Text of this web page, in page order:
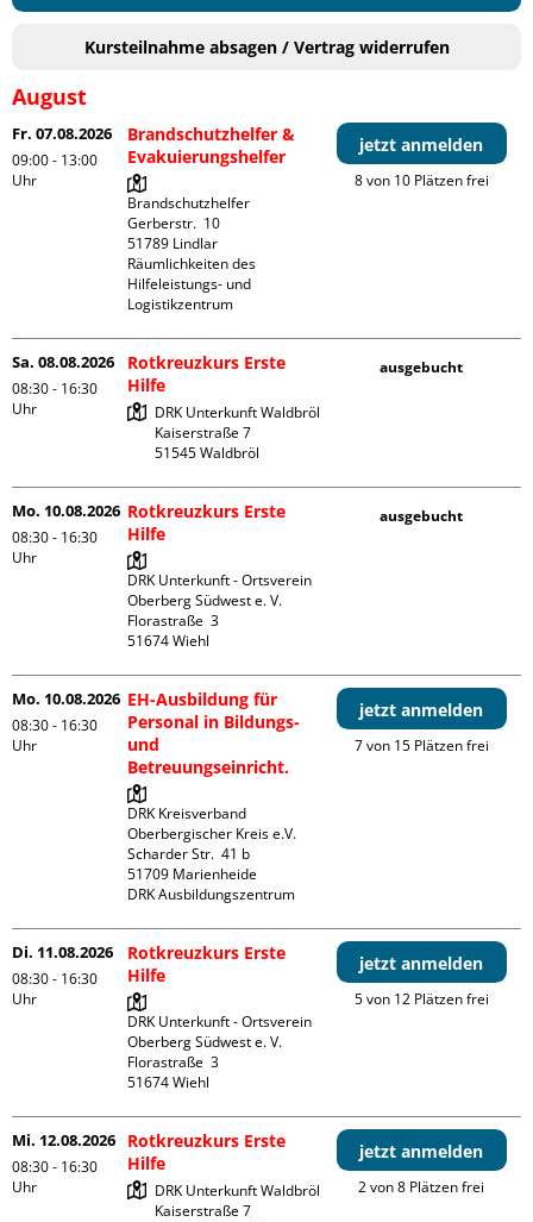
Kursteilnahme absagen / Vertrag widerrufen
August
Fr. 07.08.2026
09:00 - 13:00
Uhr
Brandschutzhelfer &
Evakuierungshelfer
Brandschutzhelfer
Gerberstr.  10
51789 Lindlar
Räumlichkeiten des
Hilfeleistungs- und
Logistikzentrum
jetzt anmelden
8 von 10 Plätzen frei
Sa. 08.08.2026
08:30 - 16:30
Uhr
Rotkreuzkurs Erste
Hilfe
DRK Unterkunft Waldbröl
Kaiserstraße 7
ausgebucht
Mo. 10.08.2026
08:30 - 16:30
Uhr
Rotkreuzkurs Erste
Hilfe
DRK Unterkunft - Ortsverein
Oberberg Südwest e. V.
Florastraße  3
ausgebucht
Mo. 10.08.2026
08:30 - 16:30
Uhr
EH-Ausbildung für
Personal in Bildungs-
und
Betreuungseinricht.
DRK Kreisverband
Oberbergischer Kreis e.V.
Scharder Str.  41 b
51709 Marienheide
DRK Ausbildungszentrum
jetzt anmelden
7 von 15 Plätzen frei
Di. 11.08.2026
08:30 - 16:30
Uhr
Rotkreuzkurs Erste
Hilfe
DRK Unterkunft - Ortsverein
Oberberg Südwest e. V.
Florastraße  3
jetzt anmelden
5 von 12 Plätzen frei
Mi. 12.08.2026
08:30 - 16:30
Uhr
Rotkreuzkurs Erste
Hilfe
DRK Unterkunft Waldbröl
Kaiserstraße 7
jetzt anmelden
2 von 8 Plätzen frei